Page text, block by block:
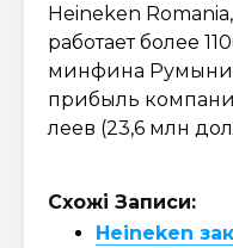
Heineken
работает более
минфина
прибыль
леев (23,6 млн
Схожі Записи:
Heineken